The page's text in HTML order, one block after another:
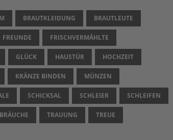
BRAUTKLEIDUNG BRAUTLEUTE
FREUNDE FRISCHVERMÄHLTE
GLÜCK HAUSTÜR HOCHZEIT
KRÄNZE BINDEN MÜNZEN
SCHICKSAL SCHLEIER SCHLEIFEN
TRAUUNG TREUE